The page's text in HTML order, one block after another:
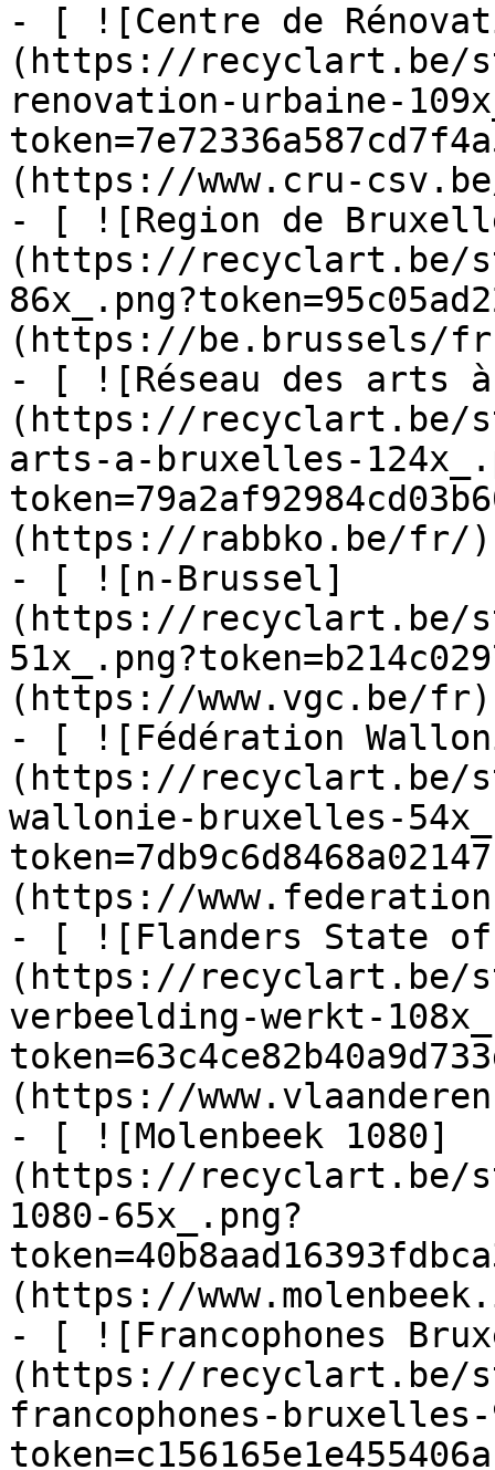
- [ ![Centre de
(https://recyclart.be/
renovation-urbaine-
(https://www.cru-
- [ ![Region de
(https://recyclart.be/
(https://be.brussels/
- [ ![Réseau des arts
(https://recyclart.be/
arts-a-bruxelles-
(https://rabbko.be/fr/)
- [ ![n-Brussel]
(https://recyclart.be/
(https://www.vgc.be/fr)
- [ ![Fédération
(https://recyclart.be/
wallonie-bruxelles-
(https://
- [ ![Flanders State
(https://recyclart.be/
verbeelding-werkt-
(https://
- [ ![Molenbeek 1080]
(https://recyclart.be/
1080-65x_.png?
(https://
- [ ![Francophones
(https://recyclart.be/
francophones-bruxelles-